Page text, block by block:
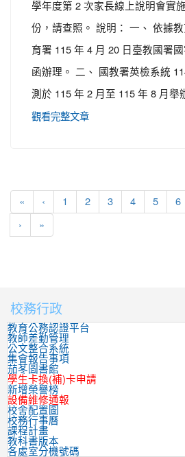
學年度第 2 次家長線上說明會實
份，請查照。 說明： 一、 依據
育署 115 年 4 月 20 日臺教國署
函辦理。 二、 國教署英檢系統
測於 115 年 2 月至 115 年 8 月舉
觀看完整文章
« ‹ 1 2 3 4 5 6
› »
:::
校務行政
教育公務認證平台
教師差勤管理
公文整合系統
集會報告事項
茄苳圖書館
學生卡換(補)卡申請
新增榮譽榜
設備維修通報
校舍配置圖
校務行事曆
課程計畫
教科書版本
各處室分機號碼